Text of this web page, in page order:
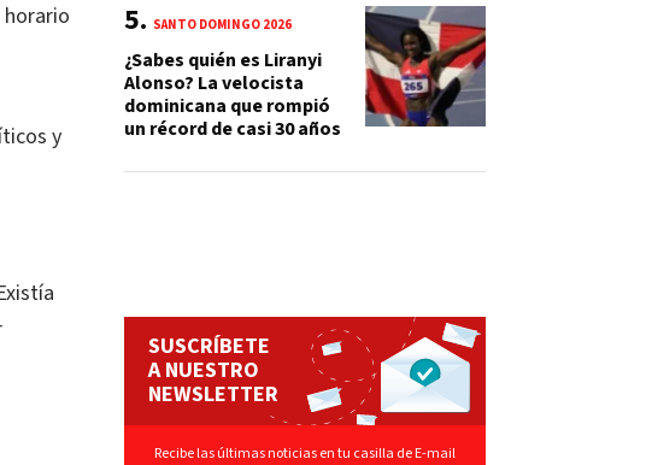
y
SANTO DOMINGO 2026
¿Sabes quién es Liranyi
Alonso? La velocista
dominicana que rompió
un récord de casi 30 años
SUSCRÍBETE
A NUESTRO
NEWSLETTER
Recibe las últimas noticias en tu casilla de E-mail